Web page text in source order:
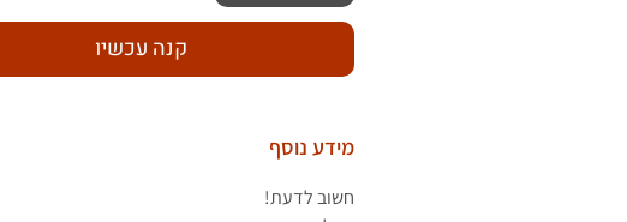
קנה עכשיו
מידע נוסף
חשוב לדעת!